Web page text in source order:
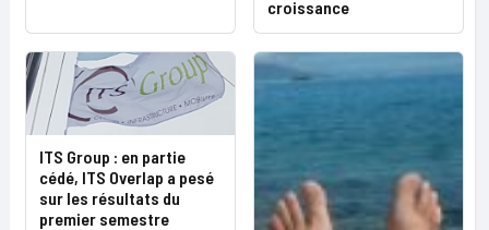
croissance
ITS Group : en partie
cédé, ITS Overlap a pesé
sur les résultats du
premier semestre